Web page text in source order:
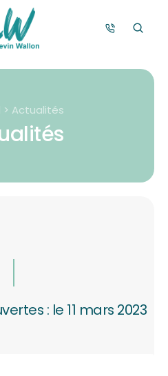
> Actualités
: le 11 mars 2023